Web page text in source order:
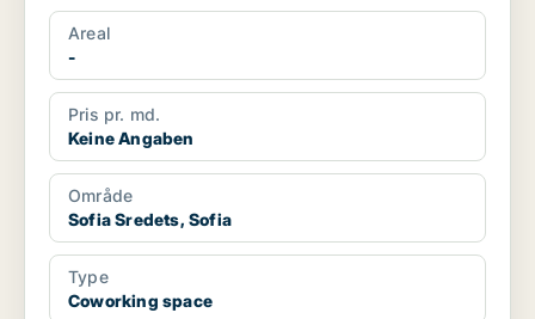
Areal
-
Pris pr. md.
Keine Angaben
Område
Sofia Sredets, Sofia
Type
Coworking space